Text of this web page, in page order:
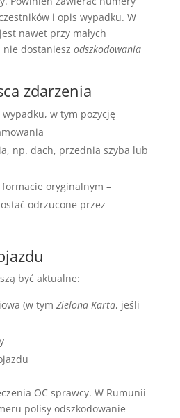
i opis wypadku. W
nawet przy małych
dostaniesz odszkodowania
zdarzenia
w tym pozycję
np. dach, przednia szyba lub
oryginalnym –
odrzucone przez
być aktualne:
(w tym Zielona Karta, jeśli
OC sprawcy. W Rumunii
polisy odszkodowanie